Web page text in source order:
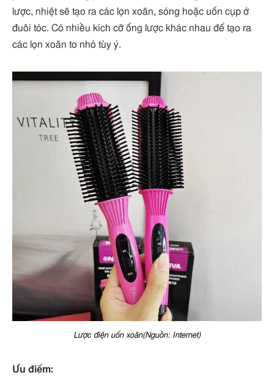
lược, nhiệt sẽ tạo ra các lọn xoăn, sóng hoặc uốn cụp ở
đuôi tóc. Có nhiều kích cỡ ống lược khác nhau để tạo ra
các lọn xoăn to nhỏ tùy ý.
Lược điện uốn xoăn(Nguồn: Internet)
Ưu điểm: